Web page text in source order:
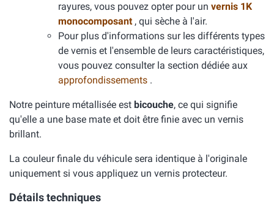
rayures, vous pouvez opter pour un vernis 1K
monocomposant , qui sèche à l'air.
Pour plus d'informations sur les différents types
de vernis et l'ensemble de leurs caractéristiques,
vous pouvez consulter la section dédiée aux
approfondissements .
Notre peinture métallisée est bicouche, ce qui signifie
qu'elle a une base mate et doit être finie avec un vernis
brillant.
La couleur finale du véhicule sera identique à l'originale
uniquement si vous appliquez un vernis protecteur.
Détails techniques